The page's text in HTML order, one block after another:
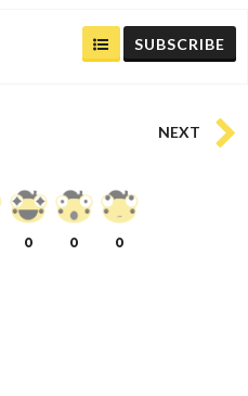
SUBSCRIBE
NEXT
0 0 0